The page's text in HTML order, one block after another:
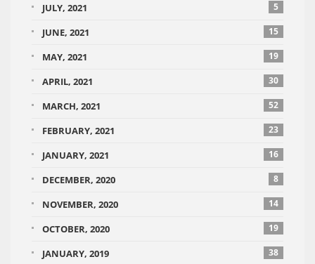
JULY, 2021 5
JUNE, 2021 15
MAY, 2021 19
APRIL, 2021 30
MARCH, 2021 52
FEBRUARY, 2021 23
JANUARY, 2021 16
DECEMBER, 2020 8
NOVEMBER, 2020 14
OCTOBER, 2020 19
JANUARY, 2019 38